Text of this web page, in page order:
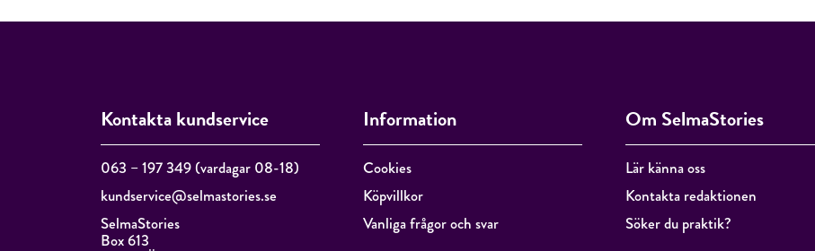
Kontakta kundservice
063 – 197 349 (vardagar 08-18)
kundservice@selmastories.se
SelmaStories
Box 613
Information
Cookies
Köpvillkor
Vanliga frågor och svar
Om SelmaStories
Lär känna oss
Kontakta redaktionen
Söker du praktik?